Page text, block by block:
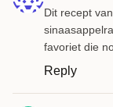
Dit recept
favoriet die
Reply